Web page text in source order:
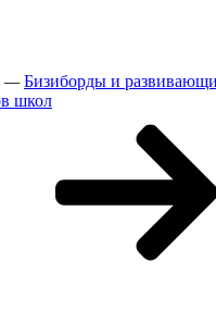
—Бизиборды и